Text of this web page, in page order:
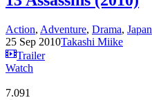
Action, Adventure, Drama, Japan
25 Sep 2010Takashi Miike
Trailer
Watch
7.091